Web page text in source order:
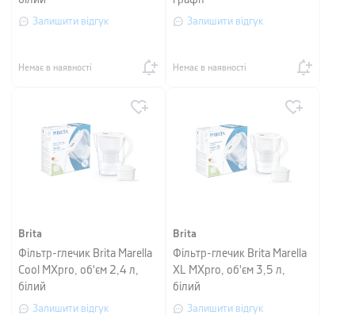
Залишити відгук
Немає в наявності
Залишити відгук
Немає в наявності
Brita
Фільтр-глечик Brita Marella
Cool MXpro, об'єм 2,4 л,
білий
Залишити відгук
Brita
Фільтр-глечик Brita Marella
XL MXpro, об'єм 3,5 л,
білий
Залишити відгук